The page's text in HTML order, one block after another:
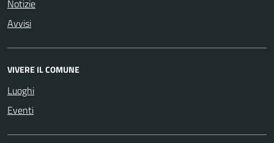
Notizie
Avvisi
VIVERE IL COMUNE
Luoghi
Eventi